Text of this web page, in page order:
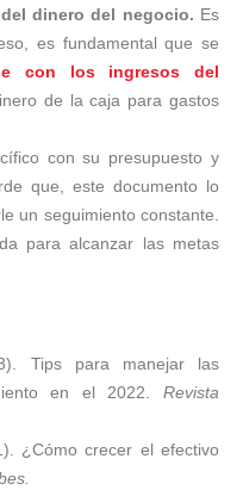
dinero del negocio. Es
es fundamental que se
con los ingresos del
de la caja para gastos
con su presupuesto y
que, este documento lo
un seguimiento constante.
para alcanzar las metas
Tips para manejar las
en el 2022. Revista
¿Cómo crecer el efectivo